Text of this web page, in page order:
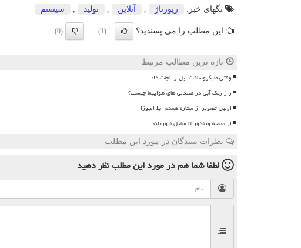
تگهای خبر: رپورتاژ آنلاین تولید سیستم
این مطلب را می پسندید؟ (1)
(0)
تازه ترین مطالب مرتبط
وقتی مایکروسافت اپل را نجات داد
راز رنگ آبی در صندلی های هواپیما چیست؟
اولین تصویر از ستاره همدم ابط الجوزا
از صفحه ویندوز تا ساحل نیوزیلند
نظرات بینندگان در مورد این مطلب
لطفا شما همدر مورد این مطلبنظر دهید